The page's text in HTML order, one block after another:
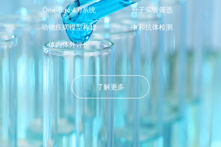
One-Bac 4.0系统 分子实验筛选
动物疾病模型构建 中和抗体检测
体内体外评价
了解更多
了解更多
了解更多
了解更多
了解更多
了解更多
了解更多
大规模AAV载体CDMO服务
One-Bac 4.0系统实现AAV高产率、高感染活性
质粒定制/构建 AAV定制包装
AAV体内体外评价 溶瘤病毒服务
干细胞服务
了解更多
One-Bac 4.0系统 分子实验筛选
动物疾病模型构建 中和抗体检测
体内体外评价
了解更多
了解更多